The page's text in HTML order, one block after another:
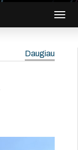
Daugiau